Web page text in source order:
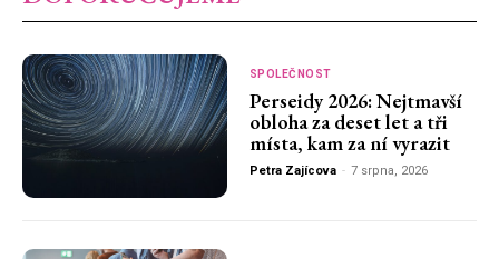
SPOLEČNOST
Perseidy 2026: Nejtmavší
obloha za deset let a tři
místa, kam za ní vyrazit
Petra Zajícova - 7 srpna, 2026